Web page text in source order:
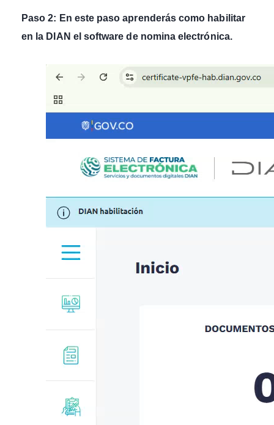
Paso 2: En este paso aprenderás como habilitar
en la DIAN el software de nomina electrónica.